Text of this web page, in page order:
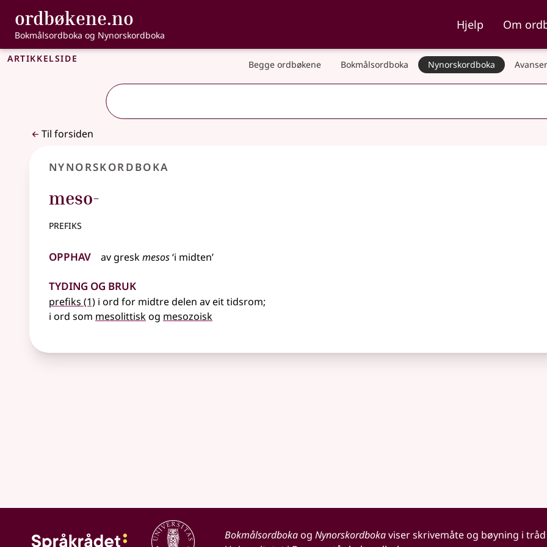
Gå til hovedinnhold
Tilgjengelighet
ordbøkene.no , Bokmålsordboka og Nynorskordboka
Bokmålsordboka og Nynorskordboka
Hjelp Om
Artikkelside Begge ordbøkene Bokmålsordboka Nynorskordboka
Til forsiden
Nynorskordboka
meso-
prefiks
Opphav av greskmesos‘i midten’
Tyding og bruk
prefiks (1) i ord for midtre delen av eit tidsrom;
i ord som mesolittiskog mesozoisk
Bokmålsordbokaog Nynorskordbokaviser skrivemåte og bøyning i